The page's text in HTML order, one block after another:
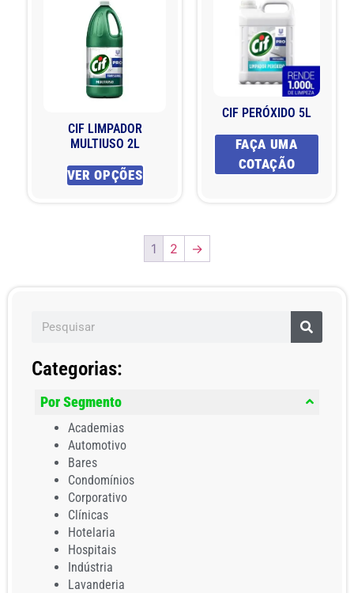
CIF LIMPADOR
MULTIUSO 2L
VER OPÇÕES
CIF PERÓXIDO 5L
FAÇA UMA
COTAÇÃO
1 2 →
Categorias:
Por Segmento
Academias
Automotivo
Bares
Condomínios
Corporativo
Clínicas
Hotelaria
Hospitais
Indústria
Lavanderia